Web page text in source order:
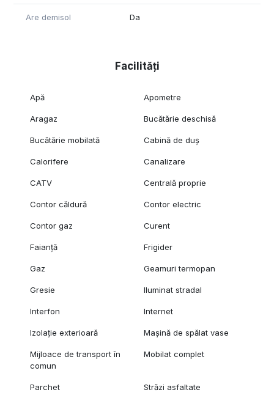
Are demisol Da
Facilități
Apă Apometre
Aragaz Bucătărie deschisă
Bucătărie mobilată Cabină de duș
Calorifere Canalizare
CATV Centrală proprie
Contor căldură Contor electric
Contor gaz Curent
Faianță Frigider
Gaz Geamuri termopan
Gresie Iluminat stradal
Interfon Internet
Izolație exterioară Mașină de spălat vase
Mijloace de transport în
comun
Mobilat complet
Parchet Străzi asfaltate